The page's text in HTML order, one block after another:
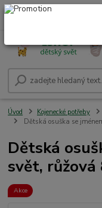
+420 604 278 943
Úvod Kojenecké potřeby
Dětská osuška se
Dětská
svět, růžová
Akce